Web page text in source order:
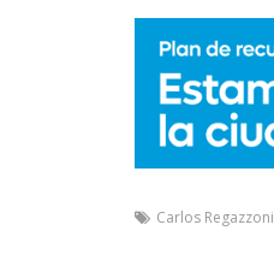
Carlos Regazzoni